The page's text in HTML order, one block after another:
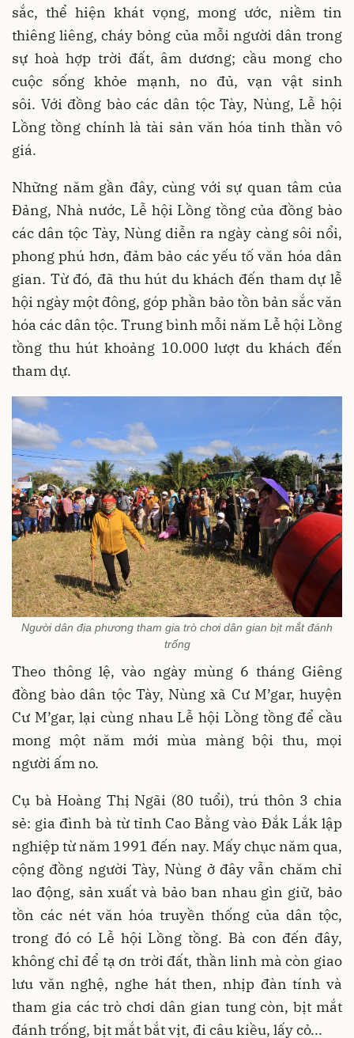
sắc, thể hiện khát vọng, mong ước, niềm tin
thiêng liêng, cháy bỏng của mỗi người dân trong
sự hoà hợp trời đất, âm dương; cầu mong cho
cuộc sống khỏe mạnh, no đủ, vạn vật sinh
sôi. Với đồng bào các dân tộc Tày, Nùng, Lễ hội
Lồng tồng chính là tài sản văn hóa tinh thần vô
giá.
Những năm gần đây, cùng với sự quan tâm của
Đảng, Nhà nước, Lễ hội Lồng tồng của đồng bào
các dân tộc Tày, Nùng diễn ra ngày càng sôi nổi,
phong phú hơn, đảm bảo các yếu tố văn hóa dân
gian. Từ đó, đã thu hút du khách đến tham dự lễ
hội ngày một đông, góp phần bảo tồn bản sắc văn
hóa các dân tộc. Trung bình mỗi năm Lễ hội Lồng
tồng thu hút khoảng 10.000 lượt du khách đến
tham dự.
Người dân địa phương tham gia trò chơi dân gian bịt mắt đánh
trống
Theo thông lệ, vào ngày mùng 6 tháng Giêng
đồng bào dân tộc Tày, Nùng xã Cư M’gar, huyện
Cư M’gar, lại cùng nhau Lễ hội Lồng tồng để cầu
mong một năm mới mùa màng bội thu, mọi
người ấm no.
Cụ bà Hoàng Thị Ngãi (80 tuổi), trú thôn 3 chia
sẻ: gia đình bà từ tỉnh Cao Bằng vào Đắk Lắk lập
nghiệp từ năm 1991 đến nay. Mấy chục năm qua,
cộng đồng người Tày, Nùng ở đây vẫn chăm chỉ
lao động, sản xuất và bảo ban nhau gìn giữ, bảo
tồn các nét văn hóa truyền thống của dân tộc,
trong đó có Lễ hội Lồng tồng. Bà con đến đây,
không chỉ để tạ ơn trời đất, thần linh mà còn giao
lưu văn nghệ, nghe hát then, nhịp đàn tính và
tham gia các trò chơi dân gian tung còn, bịt mắt
đánh trống, bịt mắt bắt vịt, đi câu kiều, lấy cỏ...